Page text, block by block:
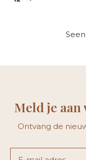
Meld je
Ontvang de